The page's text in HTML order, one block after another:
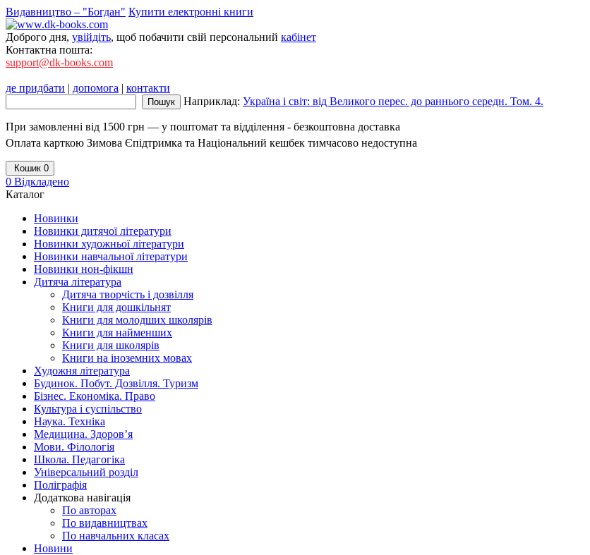
Видавництво – "Богдан" Купити електронні книги
Доброго дня, увійдіть, щоб побачити свій персональний кабінет
Контактна пошта:
support@dk-books.com
де придбати | допомога | контакти
Наприклад: Україна і світ: від Великого перес. до раннього середн. Том. 4.
При замовленні від 1500 грн — у поштомат та відділення - безкоштовна доставка
Оплата карткою Зимова Єпідтримка та Національний кешбек тимчасово недоступна
Кошик 0
0 Відкладено
Каталог
Новинки
Новинки дитячої літератури
Новинки художньої літератури
Новинки навчальної літератури
Новинки нон-фікшн
Дитяча література
Дитяча творчість і дозвілля
Книги для дошкільнят
Книги для молодших школярів
Книги для найменших
Книги для школярів
Книги на іноземних мовах
Художня література
Будинок. Побут. Дозвілля. Туризм
Бізнес. Економіка. Право
Культура і суспільство
Наука. Техніка
Медицина. Здоров’я
Мови. Філологія
Школа. Педагогіка
Універсальний розділ
Поліграфія
Додаткова навігація
По авторах
По видавництвах
По навчальних класах
Новини